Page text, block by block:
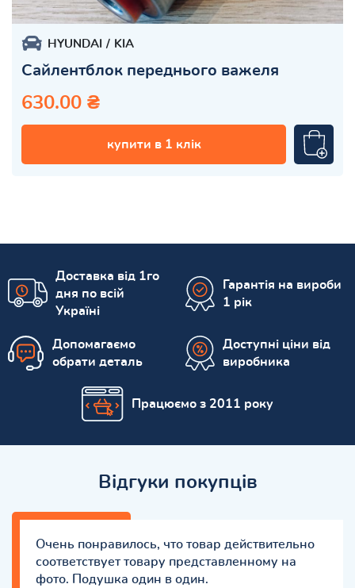
HYUNDAI KIA
Сайлентблок переднього важеля
630.00 ₴
купити в 1 клік
Доставка від 1го
дня по всій
Україні
Гарантія на вироби
1 рік
Допомагаємо
обрати деталь
Доступні ціни від
виробника
Працюємо з 2011 року
Відгуки покупців
Очень понравилось, что товар действительно
соответствует товару представленному на
фото. Подушка один в один.